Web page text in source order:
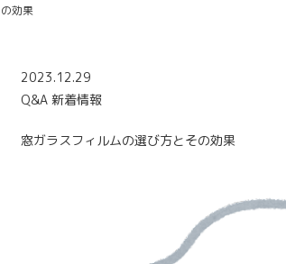
効果
2023.12.29
Q&A 新着情報
窓ガラスフィルムの選び方とその効果